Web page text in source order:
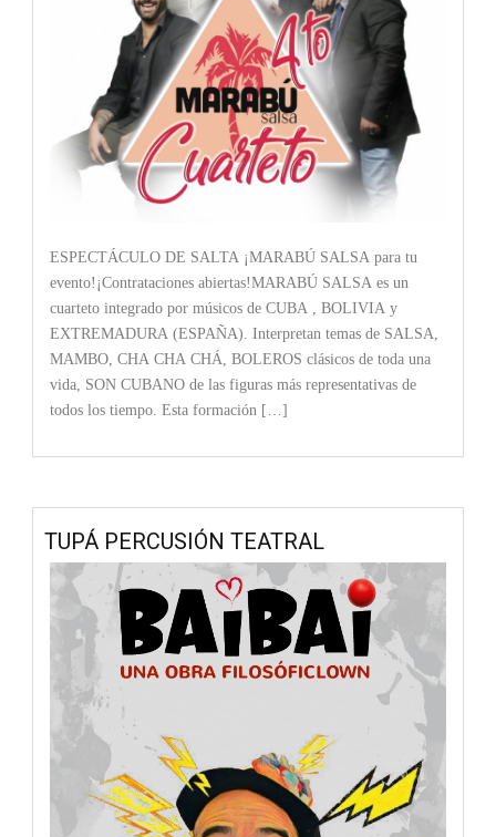
ESPECTÁCULO DE SALTA ¡MARABÚ SALSA para tu
evento!¡Contrataciones abiertas!MARABÚ SALSA es un
cuarteto integrado por músicos de CUBA , BOLIVIA y
EXTREMADURA (ESPAÑA). Interpretan temas de SALSA,
MAMBO, CHA CHA CHÁ, BOLEROS clásicos de toda una
vida, SON CUBANO de las figuras más representativas de
todos los tiempo. Esta formación […]
TUPÁ PERCUSIÓN TEATRAL